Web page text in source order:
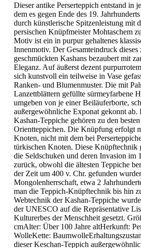
Dieser antike Perserteppich entstand in
dem es gegen Ende des 19.
durch künstlerische Spitzenleistung mit
persischen Knüpfmeister Mohtaschem
Motiv ist ein in purpur gehaltenes
Innenmotiv. Der Gesamteindruck
geschmückten Kashans bezaubert mit
Eleganz. Auf äußerst dezent
sich kunstvoll ein teilweise in Vase
Ranken- und Blumenmuster. Die mit
Lanzettblättern gefüllte sürmeyfarbene
umgeben von je einer Beiläuferborte,
außergewöhnliche Exponat gekonnt ab.
Kashan-Teppiche gehören zu den
Orientteppichen. Die Knüpfung erfolgt
Knoten, nicht mit dem bei
türkischen Knoten. Diese Knüpftechnik
die Seldschuken und deren Invasion im
zurück, obwohl die ältesten Teppiche
der Zeit um 400 v. Chr. gefunden
Mongolenherrschaft, etwa 2
man die Teppich-Knüpftechnik bis hin
Webtechnik der Kashan-Teppiche
der UNESCO auf die Repräsentative
Kulturerbes der Menschheit gesetzt.
cmAlter: Über 100 Jahre altHerkunft:
WolleKette:
dieser Keschan-Teppich